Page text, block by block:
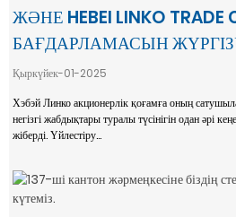
ЖӘНЕ HEBEI LINKO
БАҒДАРЛАМАСЫН
Қыркүйек-01-2025
Хэбэй Линко акционерлік қоғамға оның
негізгі жабдықтары туралы түсінігін одан әрі
жіберді. Үйлестіру...